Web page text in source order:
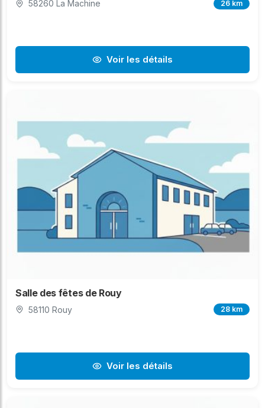
58260 La Machine 26 km
Voir les détails
Salle des fêtes de Rouy
58110 Rouy 28 km
Voir les détails